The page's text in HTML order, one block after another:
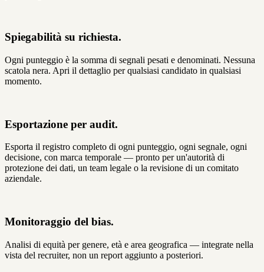
Spiegabilità su richiesta.
Ogni punteggio è la somma di segnali pesati e denominati. Nessuna
scatola nera. Apri il dettaglio per qualsiasi candidato in qualsiasi
momento.
Esportazione per audit.
Esporta il registro completo di ogni punteggio, ogni segnale, ogni
decisione, con marca temporale — pronto per un'autorità di
protezione dei dati, un team legale o la revisione di un comitato
aziendale.
Monitoraggio del bias.
Analisi di equità per genere, età e area geografica — integrate nella
vista del recruiter, non un report aggiunto a posteriori.